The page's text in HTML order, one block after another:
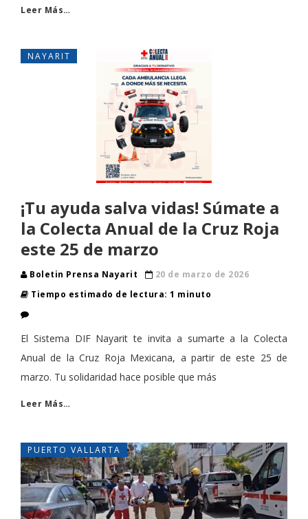
Leer Más…
NAYARIT
¡Tu ayuda salva vidas! Súmate a
la Colecta Anual de la Cruz Roja
este 25 de marzo
Boletin Prensa Nayarit
20 de marzo de 2026
Tiempo estimado de lectura: 1 minuto
El Sistema DIF Nayarit te invita a sumarte a la Colecta
Anual de la Cruz Roja Mexicana, a partir de este 25 de
marzo. Tu solidaridad hace posible que más
Leer Más…
PUERTO VALLARTA